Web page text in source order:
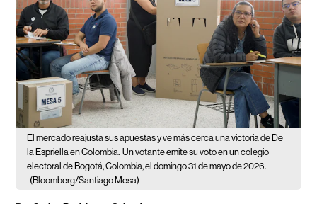
El mercado reajusta sus apuestas y ve más cerca una victoria de De
la Espriella en Colombia. Un votante emite su voto en un colegio
electoral de Bogotá, Colombia, el domingo 31 de mayo de 2026.
(Bloomberg/Santiago Mesa)